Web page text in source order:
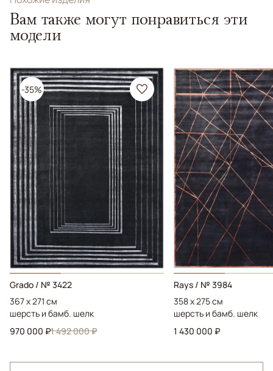
Вам также могут понравиться эти
модели
-35%
Grado / № 3422
367 x 271 см
шерсть и бамб. шелк
970 000 ₽1 492 000 ₽
Rays / № 3984
358 x 275 см
шерсть и бамб. шелк
1 430 000 ₽